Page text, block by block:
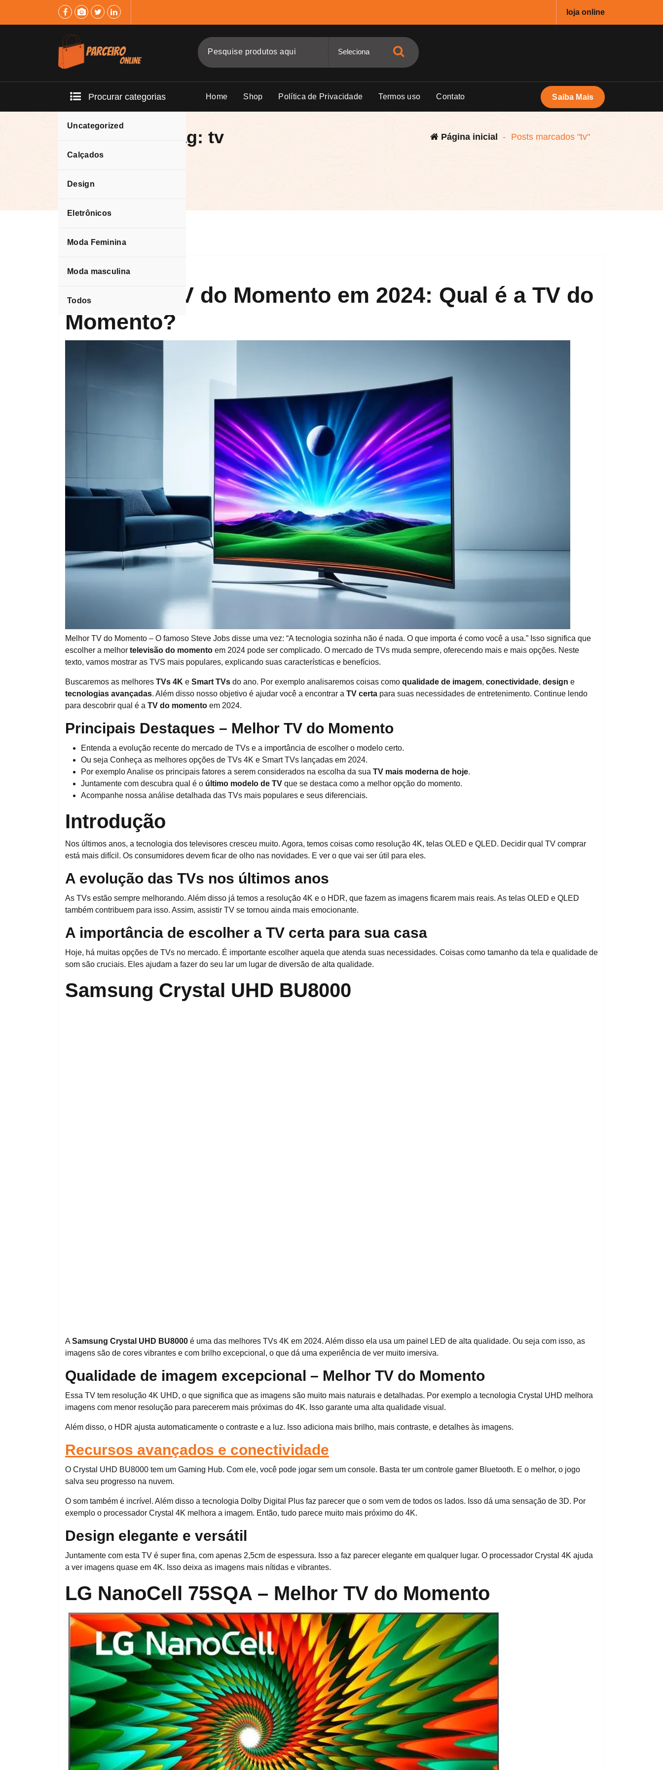
loja online
Procurar categorias
Uncategorized
Calçados
Design
Eletrônicos
Moda Feminina
Moda masculina
Todos
Home Shop Política de Privacidade Termos uso Contato Saiba Mais
Arquivo da tag: tv Página inicial - Posts marcados "tv"
Blog
espktra
Melhor TV do Momento
A Melhor TV do Momento em 2024: Qual é a TV do
Momento?
Melhor TV do Momento – O famoso Steve Jobs disse uma vez: “A tecnologia sozinha não é nada. O que importa é como você a usa.” Isso significa que
escolher a melhor televisão do momento em 2024 pode ser complicado. O mercado de TVs muda sempre, oferecendo mais e mais opções. Neste
texto, vamos mostrar as TVS mais populares, explicando suas características e benefícios.
Buscaremos as melhores TVs 4K e Smart TVs do ano. Por exemplo analisaremos coisas como qualidade de imagem, conectividade, design e
tecnologias avançadas. Além disso nosso objetivo é ajudar você a encontrar a TV certa para suas necessidades de entretenimento. Continue lendo
para descobrir qual é a TV do momento em 2024.
Principais Destaques – Melhor TV do Momento
Entenda a evolução recente do mercado de TVs e a importância de escolher o modelo certo.
Ou seja Conheça as melhores opções de TVs 4K e Smart TVs lançadas em 2024.
Por exemplo Analise os principais fatores a serem considerados na escolha da sua TV mais moderna de hoje.
Juntamente com descubra qual é o último modelo de TV que se destaca como a melhor opção do momento.
Acompanhe nossa análise detalhada das TVs mais populares e seus diferenciais.
Introdução
Nos últimos anos, a tecnologia dos televisores cresceu muito. Agora, temos coisas como resolução 4K, telas OLED e QLED. Decidir qual TV comprar
está mais difícil. Os consumidores devem ficar de olho nas novidades. E ver o que vai ser útil para eles.
A evolução das TVs nos últimos anos
As TVs estão sempre melhorando. Além disso já temos a resolução 4K e o HDR, que fazem as imagens ficarem mais reais. As telas OLED e QLED
também contribuem para isso. Assim, assistir TV se tornou ainda mais emocionante.
A importância de escolher a TV certa para sua casa
Hoje, há muitas opções de TVs no mercado. É importante escolher aquela que atenda suas necessidades. Coisas como tamanho da tela e qualidade de
som são cruciais. Eles ajudam a fazer do seu lar um lugar de diversão de alta qualidade.
Samsung Crystal UHD BU8000
A Samsung Crystal UHD BU8000 é uma das melhores TVs 4K em 2024. Além disso ela usa um painel LED de alta qualidade. Ou seja com isso, as
imagens são de cores vibrantes e com brilho excepcional, o que dá uma experiência de ver muito imersiva.
Qualidade de imagem excepcional – Melhor TV do Momento
Essa TV tem resolução 4K UHD, o que significa que as imagens são muito mais naturais e detalhadas. Por exemplo a tecnologia Crystal UHD melhora
imagens com menor resolução para parecerem mais próximas do 4K. Isso garante uma alta qualidade visual.
Além disso, o HDR ajusta automaticamente o contraste e a luz. Isso adiciona mais brilho, mais contraste, e detalhes às imagens.
Recursos avançados e conectividade
O Crystal UHD BU8000 tem um Gaming Hub. Com ele, você pode jogar sem um console. Basta ter um controle gamer Bluetooth. E o melhor, o jogo
salva seu progresso na nuvem.
O som também é incrível. Além disso a tecnologia Dolby Digital Plus faz parecer que o som vem de todos os lados. Isso dá uma sensação de 3D. Por
exemplo o processador Crystal 4K melhora a imagem. Então, tudo parece muito mais próximo do 4K.
Design elegante e versátil
Juntamente com esta TV é super fina, com apenas 2,5cm de espessura. Isso a faz parecer elegante em qualquer lugar. O processador Crystal 4K ajuda
a ver imagens quase em 4K. Isso deixa as imagens mais nítidas e vibrantes.
LG NanoCell 75SQA – Melhor TV do Momento